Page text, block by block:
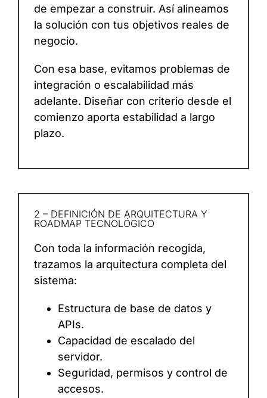
de empezar a construir. Así alineamos
la solución con tus objetivos reales de
negocio.
Con esa base, evitamos problemas de
integración o escalabilidad más
adelante. Diseñar con criterio desde el
comienzo aporta estabilidad a largo
plazo.
2 – DEFINICIÓN DE ARQUITECTURA Y
ROADMAP TECNOLÓGICO
Con toda la información recogida,
trazamos la arquitectura completa del
sistema:
Estructura de base de datos y
APIs.
Capacidad de escalado del
servidor.
Seguridad, permisos y control de
accesos.